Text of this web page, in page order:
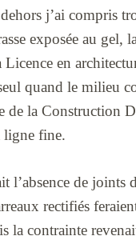
j’ai compris
exposée au gel,
en
quand le milieu
de la Construction
ligne fine.
l’absence de joints
rectifiés
la contrainte